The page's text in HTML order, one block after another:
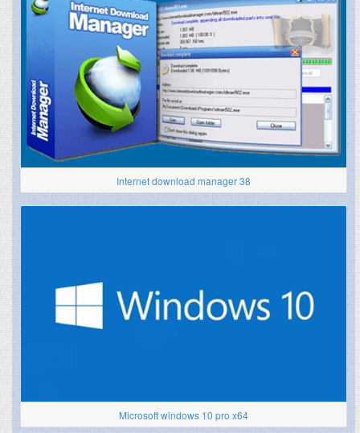
Internet download manager 38
Microsoft windows 10 pro x64